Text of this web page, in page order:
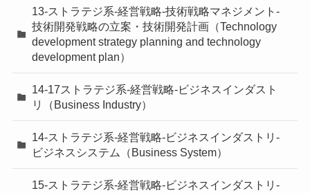
13-ストラテジ系-経営戦略-技術戦略マネジメント-
技術開発戦略の立案・技術開発計画（Technology
development strategy planning and technology
development plan）
14-17ストラテジ系-経営戦略-ビジネスインダスト
リ（Business Industry）
14-ストラテジ系-経営戦略-ビジネスインダストリ-
ビジネスシステム（Business System）
15-ストラテジ系-経営戦略-ビジネスインダストリ-